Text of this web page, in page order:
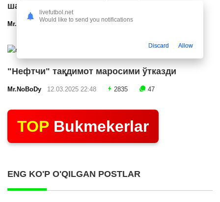
шартнома имзолашга яқин
Mr.NoBoDy 12.03.2025 23:24 2580
"Нефтчи" тақдимот маросими ўтказди
Mr.NoBoDy 12.03.2025 22:48 2835 47
TOP Bukmekerlar
ENG KO'P O'QILGAN POSTLAR
livefutbol.net
Would like to send you notifications
Discard Allow